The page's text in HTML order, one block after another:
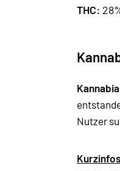
THC:
Nutzer
Kurzinfos